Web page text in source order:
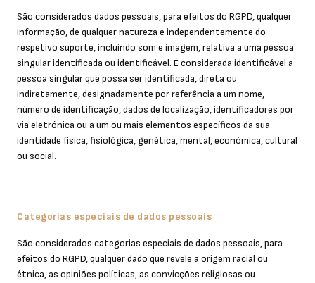
São considerados dados pessoais, para efeitos do RGPD, qualquer
informação, de qualquer natureza e independentemente do
respetivo suporte, incluindo som e imagem, relativa a uma pessoa
singular identificada ou identificável. É considerada identificável a
pessoa singular que possa ser identificada, direta ou
indiretamente, designadamente por referência a um nome,
número de identificação, dados de localização, identificadores por
via eletrónica ou a um ou mais elementos específicos da sua
identidade física, fisiológica, genética, mental, económica, cultural
ou social.
Categorias especiais de dados pessoais
São considerados categorias especiais de dados pessoais, para
efeitos do RGPD, qualquer dado que revele a origem racial ou
étnica, as opiniões políticas, as convicções religiosas ou